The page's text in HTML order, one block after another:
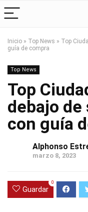
Inicio » Top News » Top
guía de compra
Top News
Top
debajo
con guía
Alphonso
marzo 8, 2023
Guardar
0